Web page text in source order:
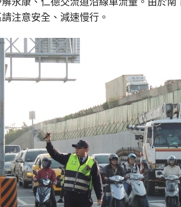
注意安全、減速慢行。